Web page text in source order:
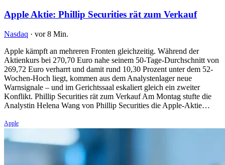
Apple Aktie: Phillip Securities rät zum Verkauf
Nasdaq · vor 8 Min.
Apple kämpft an mehreren Fronten gleichzeitig. Während der
Aktienkurs bei 270,70 Euro nahe seinem 50-Tage-Durchschnitt von
269,72 Euro verharrt und damit rund 10,30 Prozent unter dem 52-
Wochen-Hoch liegt, kommen aus dem Analystenlager neue
Warnsignale – und im Gerichtssaal eskaliert gleich ein zweiter
Konflikt. Phillip Securities rät zum Verkauf Am Montag stufte die
Analystin Helena Wang von Phillip Securities die Apple-Aktie…
Apple